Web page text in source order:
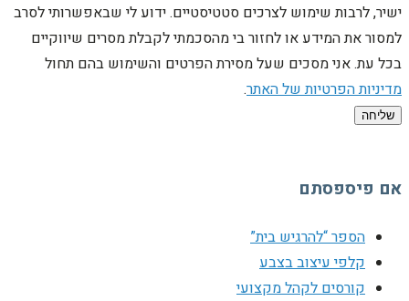
ישיר, לרבות שימוש לצרכים סטטיסטיים. ידוע לי שבאפשרותי לסרב
למסור את המידע או לחזור בי מהסכמתי לקבלת מסרים שיווקיים
בכל עת. אני מסכים שעל מסירת הפרטים והשימוש בהם תחול
מדיניות הפרטיות של האתר.
שליחה
אם פיספסתם
הספר “להרגיש בית”
קלפי עיצוב בצבע
קורסים לקהל מקצועי